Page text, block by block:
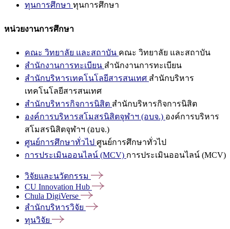
ทุนการศึกษา ทุนการศึกษา
หน่วยงานการศึกษา
คณะ วิทยาลัย และสถาบัน คณะ วิทยาลัย และสถาบัน
สำนักงานการทะเบียน สำนักงานการทะเบียน
สำนักบริหารเทคโนโลยีสารสนเทศ สำนักบริหาร
เทคโนโลยีสารสนเทศ
สำนักบริหารกิจการนิสิต สำนักบริหารกิจการนิสิต
องค์การบริหารสโมสรนิสิตจุฬาฯ (อบจ.) องค์การบริหาร
สโมสรนิสิตจุฬาฯ (อบจ.)
ศูนย์การศึกษาทั่วไป ศูนย์การศึกษาทั่วไป
การประเมินออนไลน์ (MCV) การประเมินออนไลน์ (MCV)
วิจัยและนวัตกรรม
CU Innovation Hub
Chula DigiVerse
สำนักบริหารวิจัย
ทุนวิจัย